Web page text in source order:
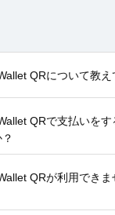
QRについて教え
QRで支払いを
QRが利用でき